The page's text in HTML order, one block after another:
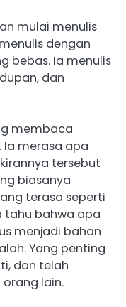
mulai menulis
dengan
bebas. Ia menulis
dan
membaca
Ia merasa apa
tersebut
biasanya
terasa seperti
tahu bahwa apa
menjadi bahan
Yang penting
dan telah
lain.